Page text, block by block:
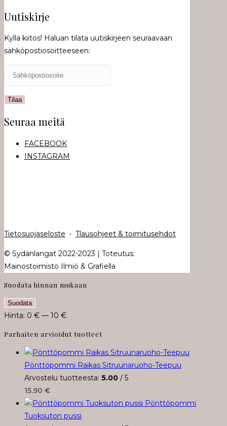
Uutiskirje
Kyllä kiitos! Haluan tilata uutiskirjeen seuraavaan
sähköpostiosoitteeseen:
Seuraa meitä
FACEBOOK
INSTAGRAM
Tietosuojaseloste • Tlausohjeet & toimitusehdot
© Sydänlangat 2022-2023 | Toteutus:
Mainostoimisto Ilmiö & Grafiella
Suodata hinnan mukaan
Minimihinta
Maksimihinta
Suodata
Hinta: 0 € — 10 €
Parhaiten arvioidut tuotteet
Pönttöpommi Raikas Sitruunaruoho-Teepuu
Arvostelu tuotteesta: 5.00 / 5
15.90 €
Pönttöpommi
Tuoksuton pussi